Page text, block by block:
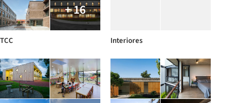
+ 16
TCC Interiores